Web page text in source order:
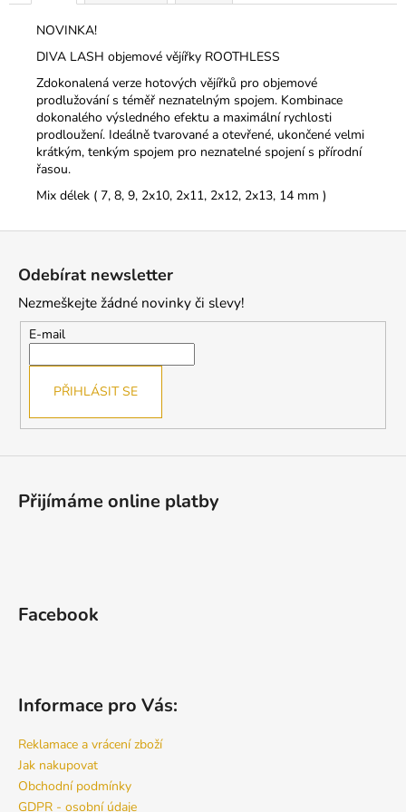
NOVINKA!
DIVA LASH objemové vějířky ROOTHLESS
Zdokonalená verze hotových vějířků pro objemové
prodlužování s téměř neznatelným spojem. Kombinace
dokonalého výsledného efektu a maximální rychlosti
prodloužení. Ideálně tvarované a otevřené, ukončené velmi
krátkým, tenkým spojem pro neznatelné spojení s přírodní
řasou.
Mix délek ( 7, 8, 9, 2x10, 2x11, 2x12, 2x13, 14 mm )
Odebírat newsletter
Nezmeškejte žádné novinky či slevy!
E-mail
PŘIHLÁSIT SE
Přijímáme online platby
Facebook
Informace pro Vás:
Reklamace a vrácení zboží
Jak nakupovat
Obchodní podmínky
GDPR - osobní údaje